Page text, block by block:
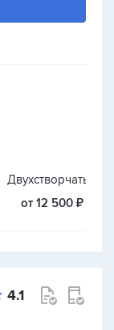
Двухстворчатые
от 12 500 ₽
4.1